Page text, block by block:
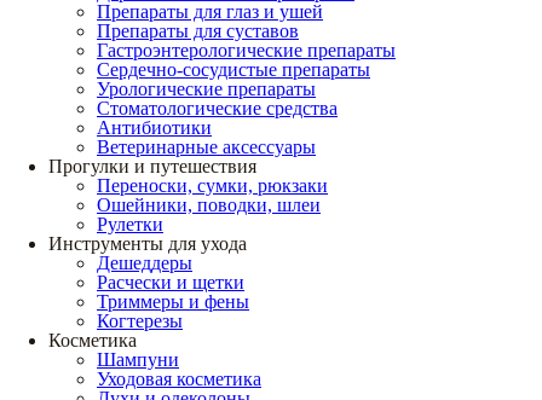
Препараты для глаз и ушей
Препараты для суставов
Гастроэнтерологические препараты
Сердечно-сосудистые препараты
Урологические препараты
Стоматологические средства
Антибиотики
Ветеринарные аксессуары
Прогулки и путешествия
Переноски, сумки, рюкзаки
Ошейники, поводки, шлеи
Рулетки
Инструменты для ухода
Дешеддеры
Расчески и щетки
Триммеры и фены
Когтерезы
Косметика
Шампуни
Уходовая косметика